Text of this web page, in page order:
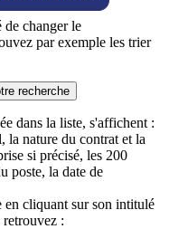
de changer le
par exemple les trier
recherche
dans la liste, s'affichent :
la nature du contrat et la
si précisé, les 200
poste, la date de
en cliquant sur son intitulé
: